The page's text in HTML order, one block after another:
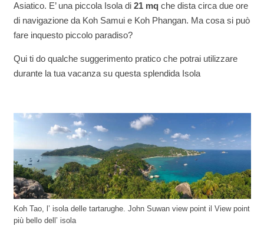
Asiatico. E’ una piccola Isola di 21 mqche dista circa due ore
di navigazione da Koh Samui e Koh Phangan. Ma cosa si può
fare inquesto piccolo paradiso?
Qui ti do qualche suggerimento pratico che potrai utilizzare
durante la tua vacanza su questa splendida Isola
Koh Tao, l’ isola delle tartarughe. John Suwan view point il View point
più bello dell’ isola